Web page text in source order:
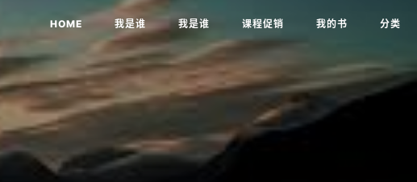
HOME 我是谁 我是谁 课程促销 我的书 分类